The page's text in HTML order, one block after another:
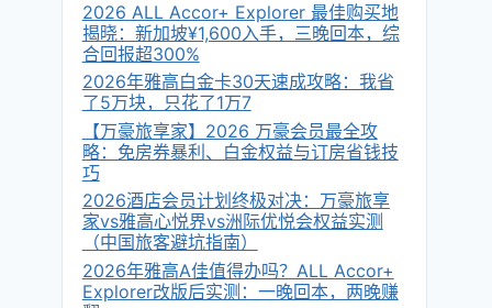
2026 ALL Accor+ Explorer 最佳购买地
揭晓：新加坡¥1,600入手，三晚回本，综
合回报超300%
2026年雅高白金卡30天速成攻略：我省
了5万块，只花了1万7
【万豪旅享家】2026 万豪会员最全攻
略：免房券暴利、白金权益与订房省钱技
巧
2026酒店会员计划终极对决：万豪旅享
家vs雅高心悦界vs洲际优悦会权益实测
（中国旅客避坑指南）
2026年雅高A佳值得办吗？ALL Accor+
Explorer改版后实测：一晚回本，两晚赚